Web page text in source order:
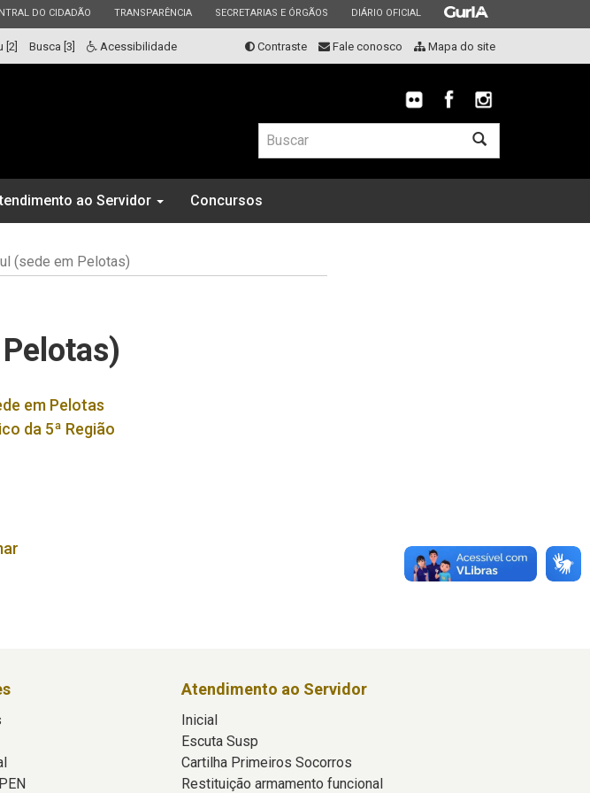
DO CIDADÃO ESTADO
TRANSPARÊNCIA ESTADO
SECRETARIAS E ÓRGÃOS ESTADO
DIÁRIO OFICIAL ESTADO
[2] Busca [3] Acessibilidade Contraste Fale conosco Mapa do site
ao Servidor
Concursos
(sede em Pelotas)
em Pelotas
da 5ª Região
Atendimento ao Servidor
Inicial
Escuta Susp
Cartilha Primeiros Socorros
Restituição armamento funcional